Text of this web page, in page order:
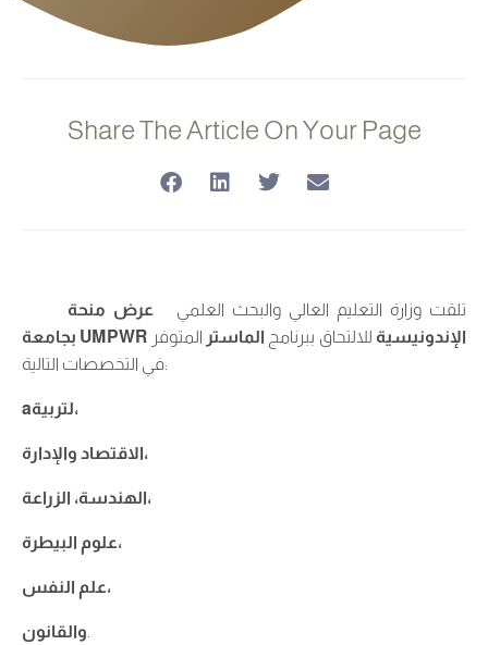
Share The Article On Your Page
تلقت وزارة التعليم العالي والبحث العلمي عرض منحة
بجامعة UMPWR الإندونيسية للالتحاق ببرنامج الماستر المتوفر
في التخصصات التالية:
a لتربية،
الاقتصاد والإدارة،
الهندسة، الزراعة،
علوم البيطرة،
علم النفس،
والقانون